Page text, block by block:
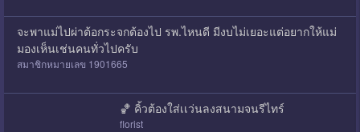
จะพาแม่ไปผ่าต้อกระจกต้องไป รพ.ไหนดี มีงบไม่เยอะแต่อยากให้แม่
มองเห็นเช่นคนทั่วไปครับ
สมาชิกหมายเลข 1901665
🏀 คิ้วต้องใส่เเว่นลงสนามจนรีไทร์
florist